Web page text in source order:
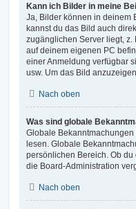
Kann ich Bilder in meine
Ja, Bilder können in deinem
kannst du das Bild auch
zugänglichen Server liegt, z.
auf deinem eigenen PC
einer Anmeldung verfügbar
usw. Um das Bild
Nach oben
Was sind globale
Globale
lesen. Globale
persönlichen Bereich. Ob
die Board-Administration
Nach oben